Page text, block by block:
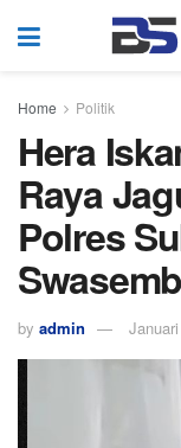
Home Politik
Hera
Raya
Polres
by admin